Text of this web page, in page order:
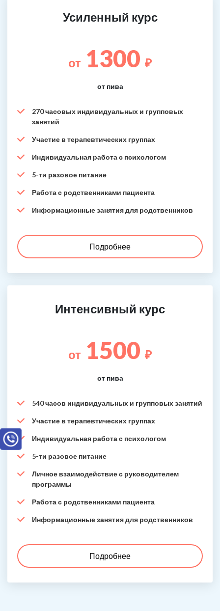
Усиленный курс
от 1300 ₽
от пива
270 часовых индивидуальных и групповых
занятий
Участие в терапевтических группах
Индивидуальная работа с психологом
5-ти разовое питание
Работа с родственниками пациента
Информационные занятия для родственников
Подробнее
Интенсивный курс
от 1500 ₽
от пива
540 часов индивидуальных и групповых занятий
Участие в терапевтических группах
Индивидуальная работа с психологом
5-ти разовое питание
Личное взаимодействие с руководителем
программы
Работа с родственниками пациента
Информационные занятия для родственников
Подробнее